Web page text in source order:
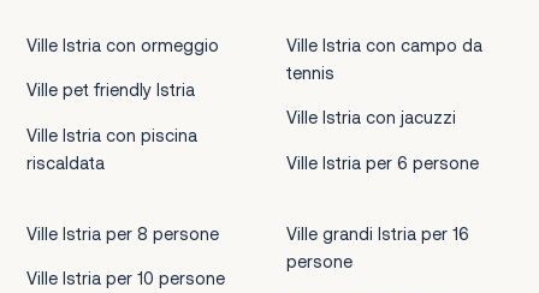
Ville Istria con ormeggio
Ville pet friendly Istria
Ville Istria con piscina
riscaldata
Ville Istria con campo da
tennis
Ville Istria con jacuzzi
Ville Istria per 6 persone
Ville Istria per 8 persone
Ville Istria per 10 persone
Ville grandi Istria per 16
persone